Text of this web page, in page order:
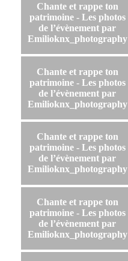
Chante et rappe ton
patrimoine - Les photos
de l’évènement par
Emilioknx_photography
Chante et rappe ton
patrimoine - Les photos
de l’évènement par
Emilioknx_photography
Chante et rappe ton
patrimoine - Les photos
de l’évènement par
Emilioknx_photography
Chante et rappe ton
patrimoine - Les photos
de l’évènement par
Emilioknx_photography